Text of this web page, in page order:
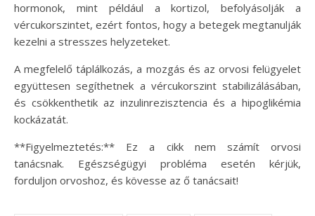
hormonok, mint például a kortizol, befolyásolják a
vércukorszintet, ezért fontos, hogy a betegek megtanulják
kezelni a stresszes helyzeteket.
A megfelelő táplálkozás, a mozgás és az orvosi felügyelet
együttesen segíthetnek a vércukorszint stabilizálásában,
és csökkenthetik az inzulinrezisztencia és a hipoglikémia
kockázatát.
**Figyelmeztetés:** Ez a cikk nem számít orvosi
tanácsnak. Egészségügyi probléma esetén kérjük,
forduljon orvoshoz, és kövesse az ő tanácsait!